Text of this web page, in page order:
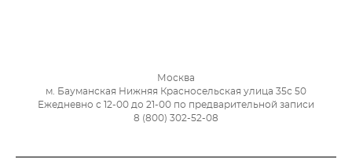
Москва
м. Бауманская Нижняя Красносельская улица 35с 50
Ежедневно с 12-00 до 21-00 по предварительной записи
8 (800) 302-52-08